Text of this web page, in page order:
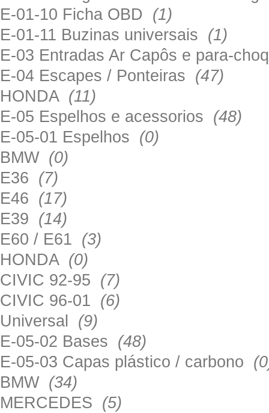
E-01-10 Ficha OBD (1)
E-01-11 Buzinas universais (1)
E-03 Entradas Ar Capôs e para-
E-04 Escapes / Ponteiras (47)
HONDA (11)
E-05 Espelhos e acessorios (48)
E-05-01 Espelhos (0)
BMW (0)
E36 (7)
E46 (17)
E39 (14)
E60 / E61 (3)
HONDA (0)
CIVIC 92-95 (7)
CIVIC 96-01 (6)
Universal (9)
E-05-02 Bases (48)
E-05-03 Capas plástico / carbono
BMW (34)
MERCEDES (5)